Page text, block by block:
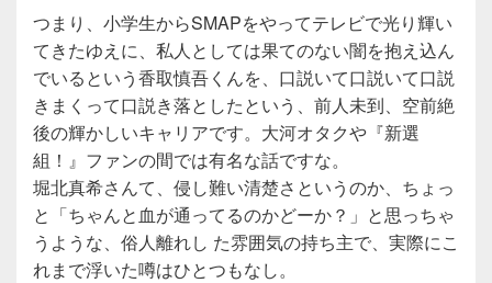
つまり、小学生からSMAPをやってテレビで光り輝い
てきたゆえに、私人としては果てのない闇を抱え込ん
でいるという香取慎吾くんを、口説いて口説いて口説
きまくって口説き落としたという、前人未到、空前絶
後の輝かしいキャリアです。大河オタクや『新選
組！』ファンの間では有名な話ですな。
堀北真希さんて、侵し難い清楚さというのか、ちょっ
と「ちゃんと血が通ってるのかどーか？」と思っちゃ
うような、俗人離れし た雰囲気の持ち主で、実際にこ
れまで浮いた噂はひとつもなし。